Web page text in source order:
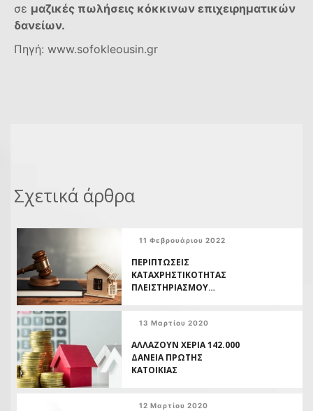
σε μαζικές πωλήσεις κόκκινων επιχειρηματικών
δανείων.
Πηγή: www.sofokleousin.gr
Σχετικά άρθρα
11 Φεβρουάριου 2022
ΠΕΡΙΠΤΩΣΕΙΣ
ΚΑΤΑΧΡΗΣΤΙΚΟΤΗΤΑΣ
ΠΛΕΙΣΤΗΡΙΑΣΜΟΥ
ΔΙΚΑΣΤΗΡΙΩΝ
13 Μαρτίου 2020
ΑΛΛΑΖΟΥΝ ΧΕΡΙΑ 142.000
ΔΑΝΕΙΑ ΠΡΩΤΗΣ
ΚΑΤΟΙΚΙΑΣ
12 Μαρτίου 2020